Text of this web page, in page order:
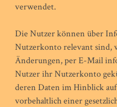
verwendet.
Die Nutzer können über
Nutzerkonto relevant sind,
Änderungen, per E-Mail
Nutzer ihr Nutzerkonto
deren Daten im Hinblick
vorbehaltlich einer